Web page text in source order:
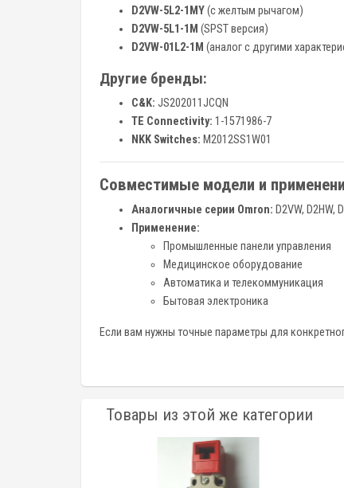
D2VW-5L2-1MY(с желтым рычагом)
D2VW-5L1-1M (SPST версия)
D2VW-01L2-1M (аналог с другими
Другие бренды:
C&K: JS202011JCQN
TE Connectivity: 1-1571986-7
NKK Switches: M2012SS1W01
Совместимые модели и
Аналогичные серии Omron: D2VW, D2HW,
Применение:
Промышленные панели управления
Медицинское оборудование
Автоматика и телекоммуникация
Бытовая электроника
Если вам нужны точные параметры для
Товары из этой же категории